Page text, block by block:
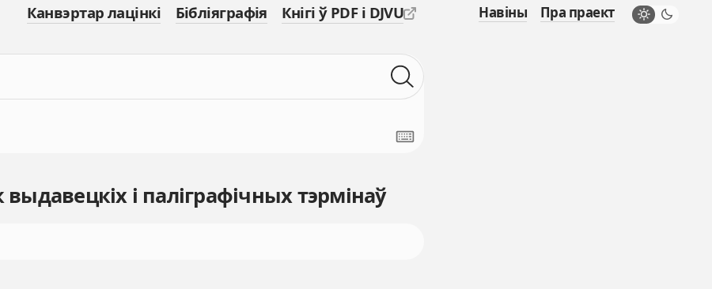
Канвэртар лацінкі Бібліяграфія Кнігі ў PDF і DJVU Навіны Пра праект
выдавецкіх і паліграфічных тэрмінаў